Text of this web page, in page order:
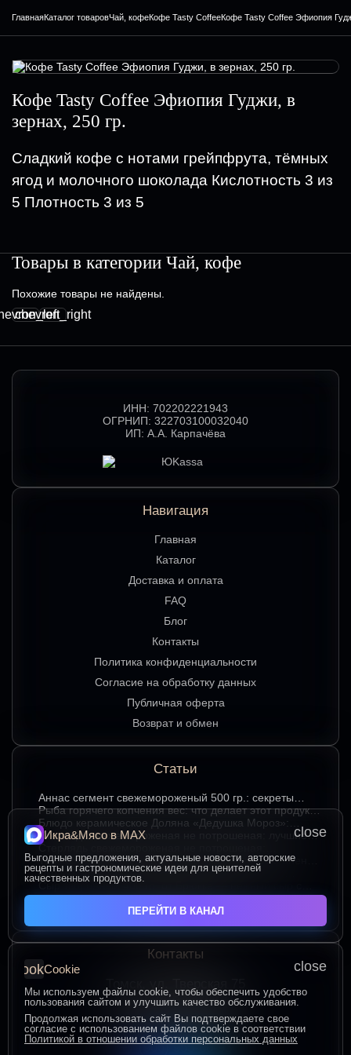
ГлавнаяКаталог товаровЧай, кофеКофе Tasty CoffeeКофе Tasty Coffee Эфиопия
Кофе Tasty Coffee Эфиопия Гуджи, в
зернах, 250 гр.
Сладкий кофе с нотами грейпфрута, тёмных
ягод и молочного шоколада Кислотность 3 из
5 Плотность 3 из 5
Товары в категории Чай, кофе
Похожие товары не найдены.
chevron_right
ИНН: 702202221943
ОГРНИП: 322703100032040
ИП: А.А. Карпачёва
Навигация
Главная
Каталог
Доставка и оплата
FAQ
Блог
Контакты
Политика конфиденциальности
Согласие на обработку данных
Публичная оферта
Возврат и обмен
Статьи
Аннаc сегмент свежемороженый 500 гр.: секреты
хранения и лучшие способы подачи
Рыба горячего копчения вес: что делает этот продукт
любимым среди ценителей
Блюдо керамическое Доляна «Дедушка Мороз»:
изюминка праздничного стола в ярком красном цвете
Стерлядь свежемороженая не потрошеная: лучшие
гастрономические сочетания для насыщенного вкуса
Стерлядь свежемороженая не потрошеная:
особенности выбора и использования в кулинарии
Термопакет 42*50: надёжный помощник в сохранении
свежести и удобстве хранения
Икра зернистая осетровых рыб Exclusive 50 гр.:
секреты идеальных сочетаний для гурманов
Сыр творожный 400 гр. от Брюкке — нежный сыр с
большим гастрономическим потенциалом
ЧИТАТЬ ВСЕ СТАТЬИ
Контакты
Томск, ул. Тверская 75
ПОСТРОИТЬ МАРШРУТ
Пн-Пт с 10:00 до 20:00
Сб-Вс с 10:00 до 19:00
+7 (906) 955-60-93
close
Икра&Мясо в МАХ
Выгодные предложения, актуальные новости, авторские
рецепты и гастрономические идеи для ценителей
качественных продуктов.
ПЕРЕЙТИ В КАНАЛ
close
cookieCookie
Мы используем файлы cookie, чтобы обеспечить удобство
пользования сайтом и улучшить качество обслуживания.
Продолжая использовать сайт Вы подтверждаете свое
согласие с использованием файлов cookie в соответствии
Политикой в отношении обработки персональных данных